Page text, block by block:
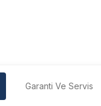
Garanti Ve Servis